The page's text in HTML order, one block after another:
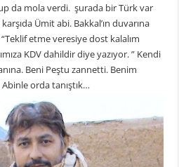
da mola verdi. şurada bir Türk var
Ümit abi. Bakkal’ın duvarına
etme veresiye dost kalalım
KDV dahildir diye yazıyor. ” Kendi
Beni Peştu zannetti. Benim
orda tanıştık…